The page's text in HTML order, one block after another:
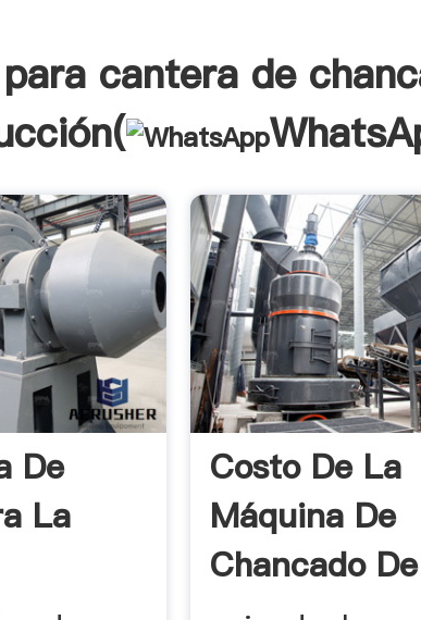
cantera de
De
La
Costo De La
Máquina De
Chancado De